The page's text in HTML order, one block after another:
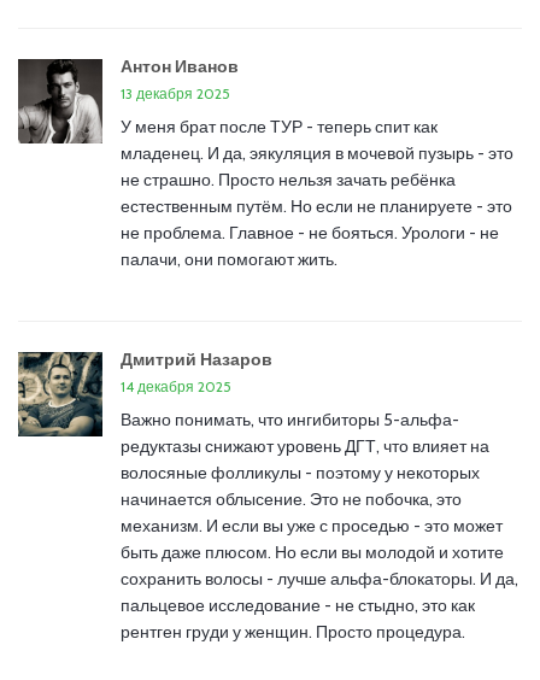
Антон Иванов
13 декабря 2025
У меня брат после ТУР - теперь спит как
младенец. И да, эякуляция в мочевой пузырь - это
не страшно. Просто нельзя зачать ребёнка
естественным путём. Но если не планируете - это
не проблема. Главное - не бояться. Урологи - не
палачи, они помогают жить.
Дмитрий Назаров
14 декабря 2025
Важно понимать, что ингибиторы 5-альфа-
редуктазы снижают уровень ДГТ, что влияет на
волосяные фолликулы - поэтому у некоторых
начинается облысение. Это не побочка, это
механизм. И если вы уже с проседью - это может
быть даже плюсом. Но если вы молодой и хотите
сохранить волосы - лучше альфа-блокаторы. И да,
пальцевое исследование - не стыдно, это как
рентген груди у женщин. Просто процедура.